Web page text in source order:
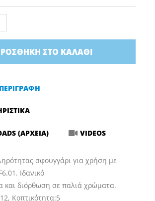
ΣΤΟ ΚΑΛΆΘΙ
(ΑΡΧΕΙΑ) VIDEOS
σφουγγάρι για χρήση με
Ιδανικό
και διόρθωση σε παλιά χρώματα.
Κοπτικότητα:5